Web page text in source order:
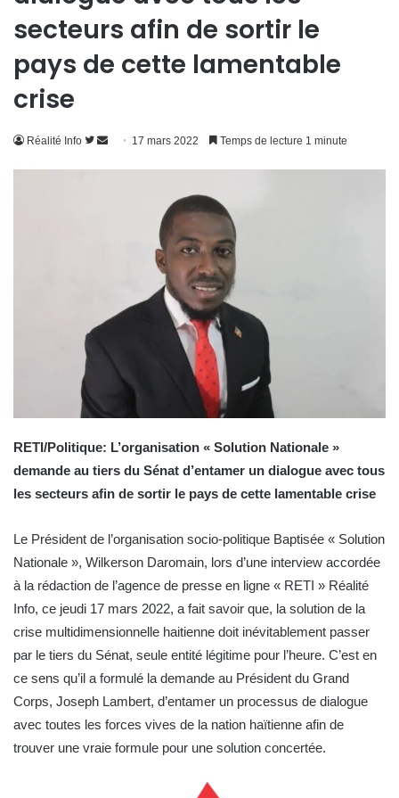
secteurs afin de sortir le
pays de cette lamentable
crise
Réalité Info
Suivre
Envoyer17 mars 2022 Temps de lecture 1 minute
RETI/Politique: L’organisation « Solution Nationale »
demande au tiers du Sénat d’entamer un dialogue avec tous
les secteurs afin de sortir le pays de cette lamentable crise
Le Président de l’organisation socio-politique Baptisée « Solution
Nationale », Wilkerson Daromain, lors d’une interview accordée
à la rédaction de l’agence de presse en ligne « RETI » Réalité
Info, ce jeudi 17 mars 2022, a fait savoir que, la solution de la
crise multidimensionnelle haitienne doit inévitablement passer
par le tiers du Sénat, seule entité légitime pour l’heure. C’est en
ce sens qu’il a formulé la demande au Président du Grand
Corps, Joseph Lambert, d’entamer un processus de dialogue
avec toutes les forces vives de la nation haïtienne afin de
trouver une vraie formule pour une solution concertée.